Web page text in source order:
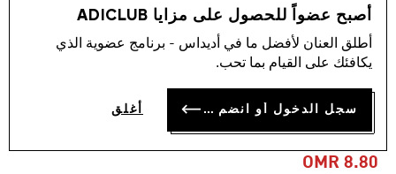
أصبح عضواً للحصول على مزايا ADICLUB
أطلق العنان لأفضل ما في أديداس - برنامج عضوية الذي
يكافئك على القيام بما تحب.
سجل الدخول أو انضم الآن أغلق
النساء ملابس
-60%
رداء سباحة BIG BARS
GRAPHIC
OMR 8.80